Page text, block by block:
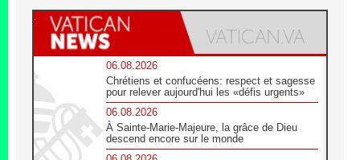
06.08.2026
Chrétiens et confucéens: respect et sagesse
pour relever aujourd'hui les «défis urgents»
06.08.2026
À Sainte-Marie-Majeure, la grâce de Dieu
descend encore sur le monde